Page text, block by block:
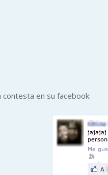
en su facebook: